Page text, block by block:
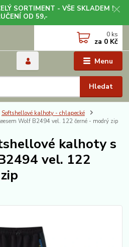
SORTIMENT - VŠE SKLADEM !
OD 59,-
Menu
Hledat
0 ks
za 0 Kč
Softshellové kalhoty - chlapecké
Wolf B2494 vel. 122 černé - modrý zip
kalhoty s
vel. 122